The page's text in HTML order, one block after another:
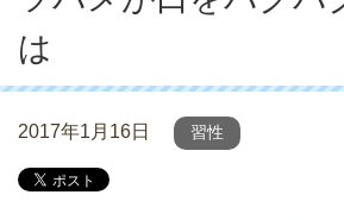
は
2017年1月16日 習性